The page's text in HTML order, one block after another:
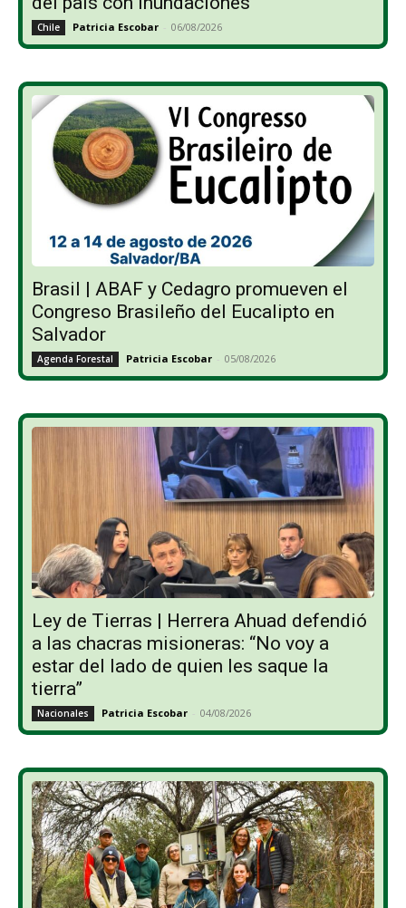
Chile Patricia Escobar - 06/08/2026
Brasil | ABAF y Cedagro promueven el
Congreso Brasileño del Eucalipto en
Salvador
Agenda Forestal Patricia Escobar - 05/08/2026
Ley de Tierras | Herrera Ahuad defendió
a las chacras misioneras: “No voy a
estar del lado de quien les saque la
tierra”
Nacionales Patricia Escobar - 04/08/2026